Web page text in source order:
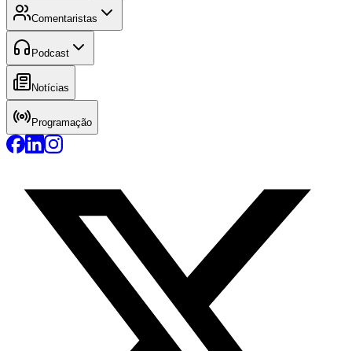
Comentaristas
Podcast
Notícias
Programação